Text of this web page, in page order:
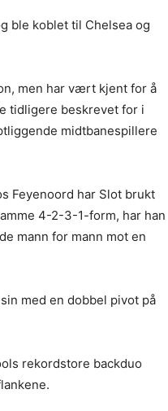
ble koblet til Chelsea og
men har vært kjent for å
tidligere beskrevet for i
midtbanespillere
Feyenoord har Slot brukt
4-2-3-1-form, har han
mann for mann mot en
med en dobbel pivot på
rekordstore backduo